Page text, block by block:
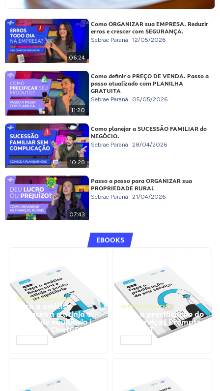
06:24
Como ORGANIZAR sua EMPRESA. Reduzir
erros e crescer com SEGURANÇA.
Sebrae Paraná 12/05/2026
11:20
Como definir o PREÇO DE VENDA. Passo a
passo atualizado com PLANILHA
GRATUITA
Sebrae Paraná 05/05/2026
10:28
Como planejar a SUCESSÃO FAMILIAR do
NEGÓCIO.
Sebrae Paraná 28/04/2026
07:43
Passo a passo para ORGANIZAR sua
PROPRIEDADE RURAL
Sebrae Paraná 21/04/2026
EBOOKS
GESTÃO FINANCEIRA
Faça a análise
financeira e atinja o
ponto de equilíbrio |
Prompts ChatGPT
GESTÃO FINANCEIRA
Faça a precificação do
seu serviço | Prompts
ChatGPT